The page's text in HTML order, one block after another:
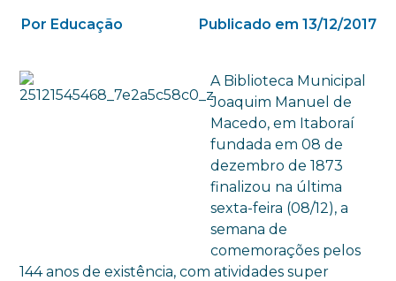
Por Educação Publicado em 13/12/2017
A Biblioteca Municipal
Joaquim Manuel de
Macedo, em Itaboraí
fundada em 08 de
dezembro de 1873
finalizou na última
sexta-feira (08/12), a
semana de
comemorações pelos
144 anos de existência, com atividades super